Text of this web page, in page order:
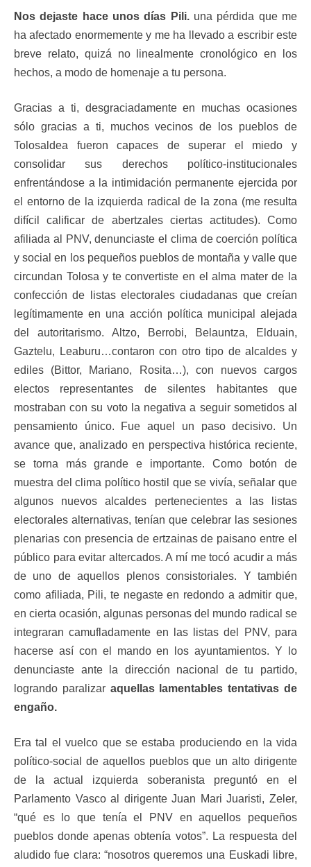
Nos dejaste hace unos días Pili.una pérdida que me
ha afectado enormemente y me ha llevado a escribir este
breve relato, quizá no linealmente cronológico en los
hechos, a modo de homenaje a tu persona.
Gracias a ti, desgraciadamente en muchas ocasiones
sólo gracias a ti, muchos vecinos de los pueblos de
Tolosaldea fueron capaces de superar el miedo y
consolidar sus derechos político-institucionales
enfrentándose a la intimidación permanente ejercida por
el entorno de la izquierda radical de la zona (me resulta
difícil calificar de abertzales ciertas actitudes). Como
afiliada al PNV, denunciaste el clima de coerción política
y social en los pequeños pueblos de montaña y valle que
circundan Tolosa y te convertiste en el alma mater de la
confección de listas electorales ciudadanas que creían
legítimamente en una acción política municipal alejada
del autoritarismo. Altzo, Berrobi, Belauntza, Elduain,
Gaztelu, Leaburu…contaron con otro tipo de alcaldes y
ediles (Bittor, Mariano, Rosita…), con nuevos cargos
electos representantes de silentes habitantes que
mostraban con su voto la negativa a seguir sometidos al
pensamiento único. Fue aquel un paso decisivo. Un
avance que, analizado en perspectiva histórica reciente,
se torna más grande e importante. Como botón de
muestra del clima político hostil que se vivía, señalar que
algunos nuevos alcaldes pertenecientes a las listas
electorales alternativas, tenían que celebrar las sesiones
plenarias con presencia de ertzainas de paisano entre el
público para evitar altercados. A mí me tocó acudir a más
de uno de aquellos plenos consistoriales. Y también
como afiliada, Pili, te negaste en redondo a admitir que,
en cierta ocasión, algunas personas del mundo radical se
integraran camufladamente en las listas del PNV, para
hacerse así con el mando en los ayuntamientos. Y lo
denunciaste ante la dirección nacional de tu partido,
logrando paralizaraquellas lamentables tentativas de
engaño.
Era tal el vuelco que se estaba produciendo en la vida
político-social de aquellos pueblos que un alto dirigente
de la actual izquierda soberanista preguntó en el
Parlamento Vasco al dirigente Juan Mari Juaristi, Zeler,
“qué es lo que tenía el PNV en aquellos pequeños
pueblos donde apenas obtenía votos”. La respuesta del
aludido fue clara: “nosotros queremos una Euskadi libre,